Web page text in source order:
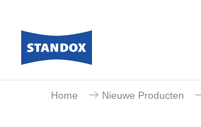
Home Nieuwe Producten